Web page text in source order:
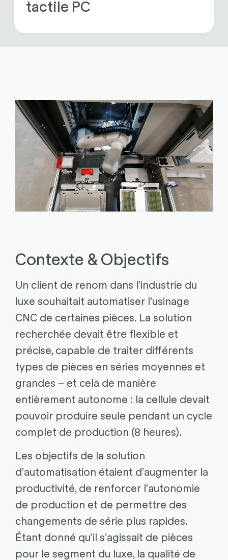
tactile PC
Contexte & Objectifs
Un client de renom dans l’industrie du
luxe souhaitait automatiser l’usinage
CNC de certaines pièces. La solution
recherchée devait être flexible et
précise, capable de traiter différents
types de pièces en séries moyennes et
grandes – et cela de manière
entièrement autonome : la cellule devait
pouvoir produire seule pendant un cycle
complet de production (8 heures).
Les objectifs de la solution
d’automatisation étaient d’augmenter la
productivité, de renforcer l’autonomie
de production et de permettre des
changements de série plus rapides.
Étant donné qu’il s’agissait de pièces
pour le segment du luxe, la qualité de